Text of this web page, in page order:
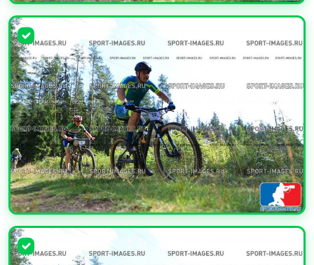
УВЕЛИЧИТЬ
УВЕЛИЧИТЬ